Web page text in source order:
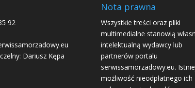
92
Dariusz Kępa
Nota prawna
Wszystkie treści oraz pliki
multimedialne stanowią
intelektualną wydawcy lub
partnerów portalu
serwissamorzadowy.eu.
możliwość nieodpłatnego ich